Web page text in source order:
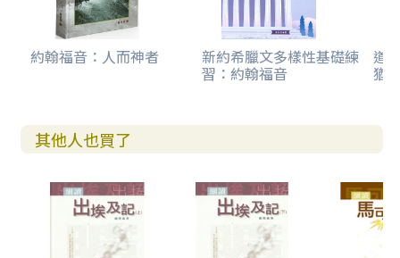
約翰福音：人而神者 新約希臘文多樣性基礎練
習：約翰福音
道
猶
其他人也買了